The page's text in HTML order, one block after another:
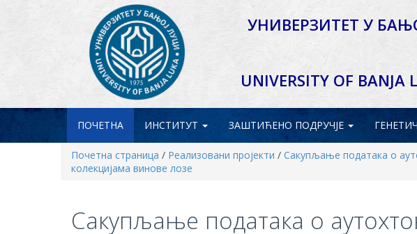
УНИВЕРЗИТЕТ У
UNIVERSITY OF BANJA
ПОЧЕТНА ИНСТИТУТ ЗАШТИЋЕНО ПОДРУЧЈЕ
Почетна страница / Реализовани пројекти / Сакупљање података о
колекцијама винове лозе
Сакупљање података о